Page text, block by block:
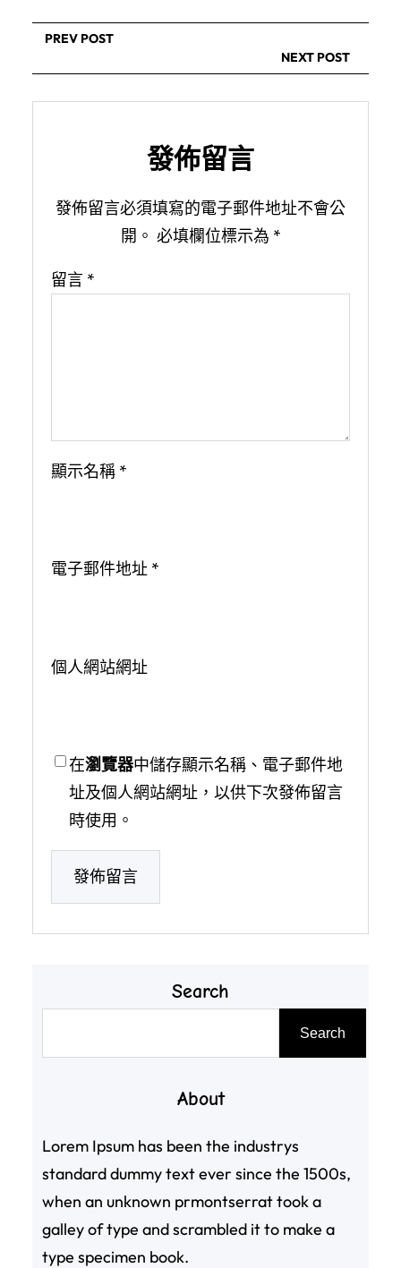
PREV POST
NEXT POST
發佈留言
發佈留言必須填寫的電子郵件地址不會公
開。 必填欄位標示為 *
留言 *
顯示名稱 *
電子郵件地址 *
個人網站網址
在瀏覽器中儲存顯示名稱、電子郵件地
址及個人網站網址，以供下次發佈留言
時使用。
Search
Search
About
Lorem Ipsum has been the industrys
standard dummy text ever since the 1500s,
when an unknown prmontserrat took a
galley of type and scrambled it to make a
type specimen book.